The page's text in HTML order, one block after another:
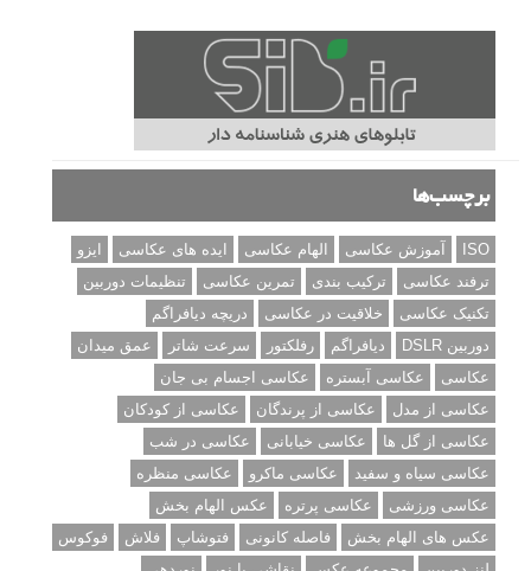
برچسب‌ها
ISO آموزش عکاسی الهام عکاسی ایده های عکاسی
ایزو
ترفند عکاسی
ترکیب بندی تمرین عکاسی
تنظیمات دوربین
تکنیک عکاسی
خلاقیت در عکاسی
دریچه دیافراگم
دوربین DSLR
دیافراگم رفلکتور سرعت شاتر
عمق میدان
عکاسی
عکاسی آبستره
عکاسی اجسام بی جان
عکاسی از مدل
عکاسی از پرندگان
عکاسی از کودکان
عکاسی از گل ها
عکاسی خیابانی
عکاسی در شب
عکاسی سیاه و سفید
عکاسی ماکرو
عکاسی منظره
عکاسی ورزشی
عکاسی پرتره
عکس الهام بخش
عکس های الهام بخش
فاصله کانونی فتوشاپ فلاش
فوکوس